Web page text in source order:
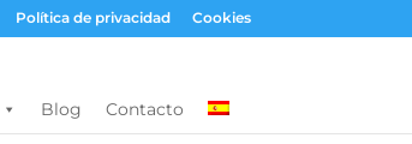
Política de privacidad Cookies
Blog Contacto